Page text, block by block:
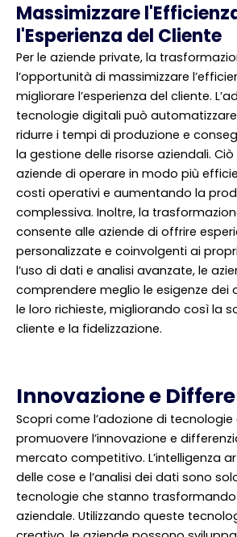
Massimizzare
l'Esperienza del Cliente
Per le aziende private, la
l’opportunità di massimizzare
migliorare l’esperienza del cliente.
tecnologie digitali può
ridurre i tempi di produzione e
la gestione delle risorse aziendali.
aziende di operare in modo più
costi operativi e aumentando la
complessiva. Inoltre, la
consente alle aziende di offrire
personalizzate e coinvolgenti ai
l’uso di dati e analisi avanzate, le
comprendere meglio le esigenze dei
le loro richieste, migliorando così la
cliente e la fidelizzazione.
Innovazione e
Scopri come l’adozione di
promuovere l’innovazione e
mercato competitivo. L’intelligenza
delle cose e l’analisi dei dati sono
tecnologie che stanno
aziendale. Utilizzando queste